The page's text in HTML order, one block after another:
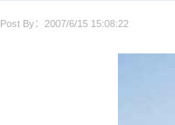
Post By：2007/6/15 15:08:22